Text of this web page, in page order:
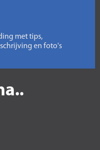
met tips,
en foto's